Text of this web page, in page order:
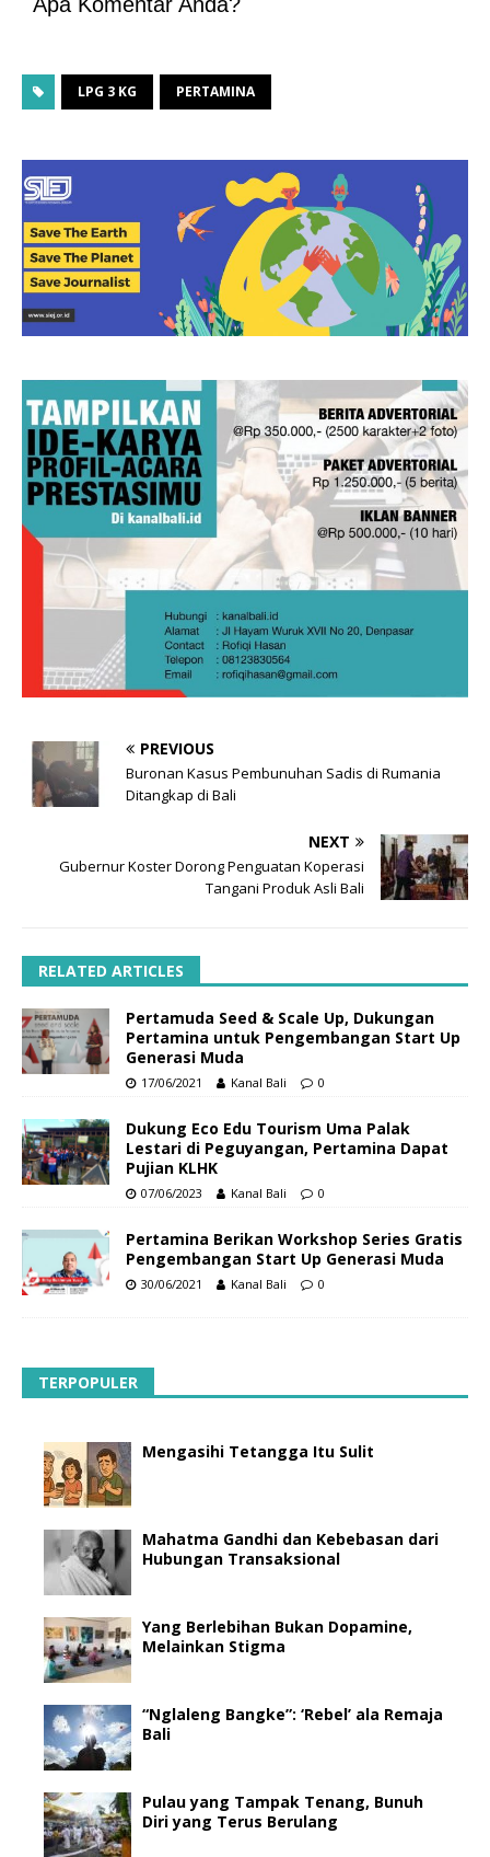
LPG 3 KG PERTAMINA
PREVIOUS
Buronan Kasus Pembunuhan Sadis di Rumania
Ditangkap di Bali
NEXT
Gubernur Koster Dorong Penguatan Koperasi
Tangani Produk Asli Bali
RELATED ARTICLES
Pertamuda Seed & Scale Up, Dukungan
Pertamina untuk Pengembangan Start Up
Generasi Muda
17/06/2021 Kanal Bali 0
Dukung Eco Edu Tourism Uma Palak
Lestari di Peguyangan, Pertamina Dapat
Pujian KLHK
07/06/2023 Kanal Bali 0
Pertamina Berikan Workshop Series Gratis
Pengembangan Start Up Generasi Muda
30/06/2021 Kanal Bali 0
TERPOPULER
Mengasihi Tetangga Itu Sulit
Mahatma Gandhi dan Kebebasan dari
Hubungan Transaksional
Yang Berlebihan Bukan Dopamine,
Melainkan Stigma
“Nglaleng Bangke”: ‘Rebel’ ala Remaja
Bali
Pulau yang Tampak Tenang, Bunuh
Diri yang Terus Berulang